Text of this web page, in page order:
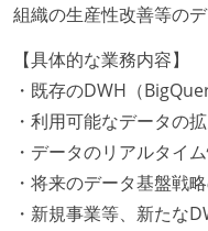
組織の生産性改善等の
【具体的な業務内容】
・既存のDWH（
・利用可能なデータの
・データのリアルタイ
・将来のデータ基盤戦
・新規事業等、新たな